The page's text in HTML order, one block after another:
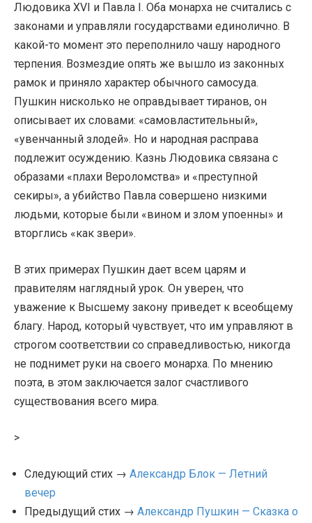
Людовика XVI и Павла I. Оба монарха не считались с
законами и управляли государствами единолично. В
какой-то момент это переполнило чашу народного
терпения. Возмездие опять же вышло из законных
рамок и приняло характер обычного самосуда.
Пушкин нисколько не оправдывает тиранов, он
описывает их словами: «самовластительный»,
«увенчанный злодей». Но и народная расправа
подлежит осуждению. Казнь Людовика связана с
образами «плахи Вероломства» и «преступной
секиры», а убийство Павла совершено низкими
людьми, которые были «вином и злом упоенны» и
вторглись «как звери».
В этих примерах Пушкин дает всем царям и
правителям наглядный урок. Он уверен, что
уважение к Высшему закону приведет к всеобщему
благу. Народ, который чувствует, что им управляют в
строгом соответствии со справедливостью, никогда
не поднимет руки на своего монарха. По мнению
поэта, в этом заключается залог счастливого
существования всего мира.
>
Следующий стих → Александр Блок — Летний
вечер
Предыдущий стих → Александр Пушкин — Сказка о